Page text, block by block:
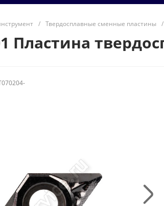
/ Твердосплавные сменные пластины /
Пластина